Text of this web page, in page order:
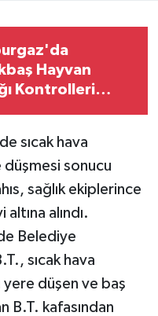
Hayvan
Kontrolleri
sıcak hava
sonucu
sağlık ekiplerince
alındı.
Belediye
sıcak hava
düşen ve baş
B.T. kafasından